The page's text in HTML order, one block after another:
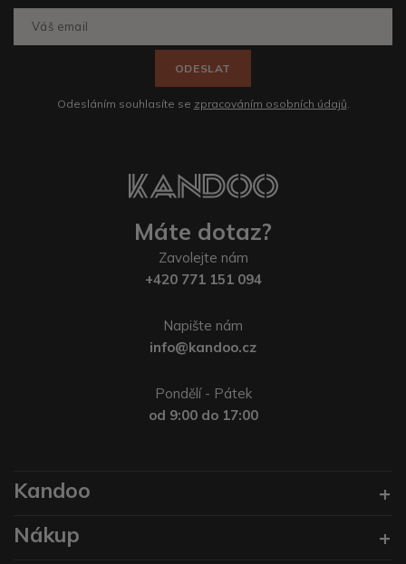
ODESLAT
Odesláním souhlasíte se zpracováním osobních údajů
Máte dotaz?
Zavolejte nám
+420 771 151 094
Napište nám
info@kandoo.cz
Pondělí - Pátek
od 9:00 do 17:00
Kandoo
Nákup